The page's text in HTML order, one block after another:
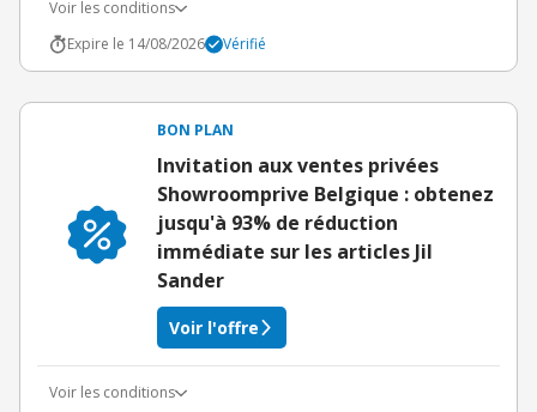
Voir les conditions
Expire le 14/08/2026
Vérifié
BON PLAN
Invitation aux ventes privées
Showroomprive Belgique : obtenez
jusqu'à 93% de réduction
immédiate sur les articles Jil
Sander
Voir l'offre
Voir les conditions